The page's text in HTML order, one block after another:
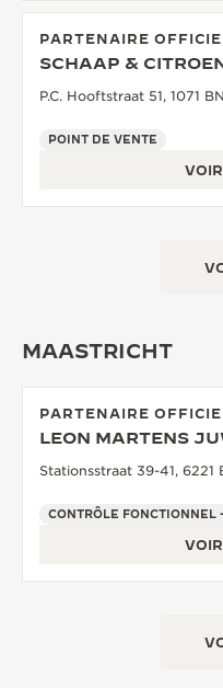
PARTENAIRE
SCHAAP &
P.C. Hooftstraat 51, 1071
POINT DE VENTE
MAASTRICHT
PARTENAIRE
LEON MARTENS
Stationsstraat 39-41, 6221
CONTRÔLE FONCTIONNEL